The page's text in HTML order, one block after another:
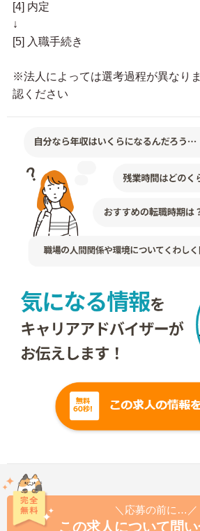
[4] 内定
↓
[5] 入職手続き
※法人によっては選考過程が異なり
認ください
＼応募の前に…／
この求人について問